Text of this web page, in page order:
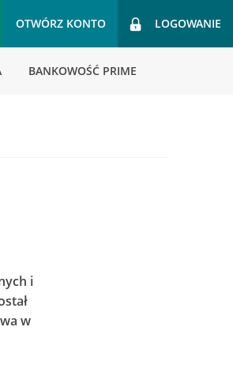
OTWÓRZ KONTO LOGOWANIE
BANKOWOŚĆ PRIME
i
w